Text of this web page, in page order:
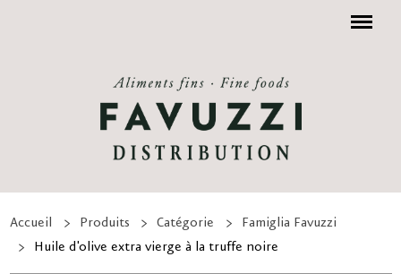
Menu
Accueil Produits Catégorie
Famiglia Favuzzi
Huile d'olive extra vierge à la truffe noire